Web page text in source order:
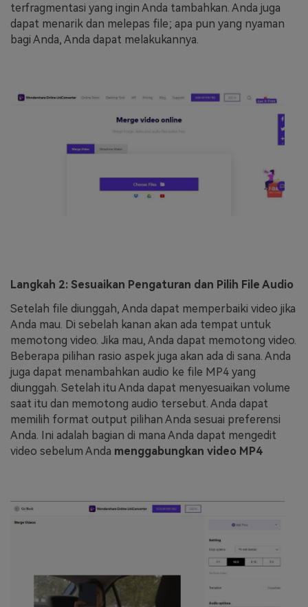
terfragmentasi yang ingin Anda tambahkan. Anda juga
dapat menarik dan melepas file; apa pun yang nyaman
bagi Anda, Anda dapat melakukannya.
Langkah 2: Sesuaikan Pengaturan dan Pilih File Audio
Setelah file diunggah, Anda dapat memperbaiki video jika
Anda mau. Di sebelah kanan akan ada tempat untuk
memotong video. Jika mau, Anda dapat memotong video.
Beberapa pilihan rasio aspek juga akan ada di sana. Anda
juga dapat menambahkan audio ke file MP4 yang
diunggah. Setelah itu Anda dapat menyesuaikan volume
saat itu dan memotong audio tersebut. Anda dapat
memilih format output pilihan Anda sesuai preferensi
Anda. Ini adalah bagian di mana Anda dapat mengedit
video sebelum Anda menggabungkan video MP4